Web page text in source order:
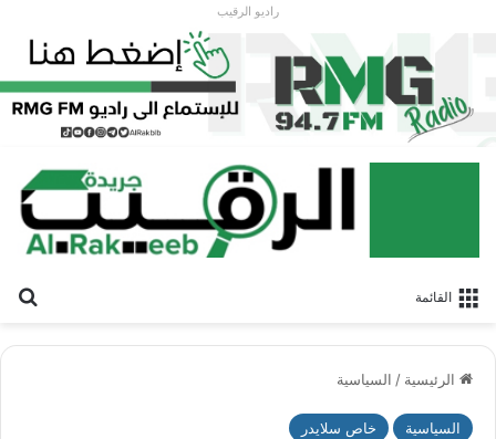
راديو الرقيب
القائمة
الرئيسية / السياسية
السياسية خاص سلايدر